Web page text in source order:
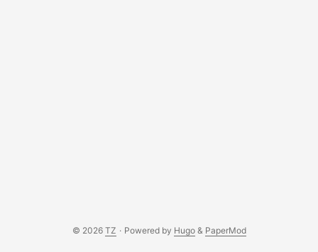
© 2026 TZ · Powered by Hugo& PaperMod